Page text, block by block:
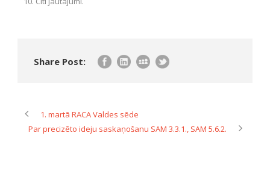
Share Post:
1. martā RACA Valdes sēde
Par precizēto ideju saskaņošanu SAM 3.3.1., SAM 5.6.2.